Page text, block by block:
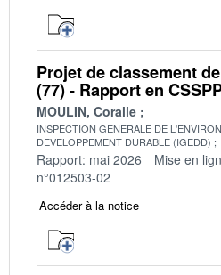
Projet de classement
(77) - Rapport en
MOULIN, Coralie
INSPECTION GENERALE DE
DEVELOPPEMENT DURABLE (IGEDD)
Rapport: mai 2026 Mise en
n°012503-02
Accéder à la notice